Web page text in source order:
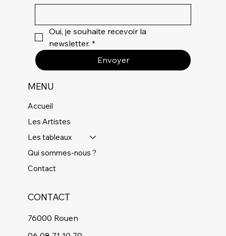
Oui, je souhaite recevoir la
newsletter. *
Envoyer
MENU
Accueil
Les Artistes
Les tableaux
Qui sommes-nous ?
Contact
CONTACT
76000 Rouen